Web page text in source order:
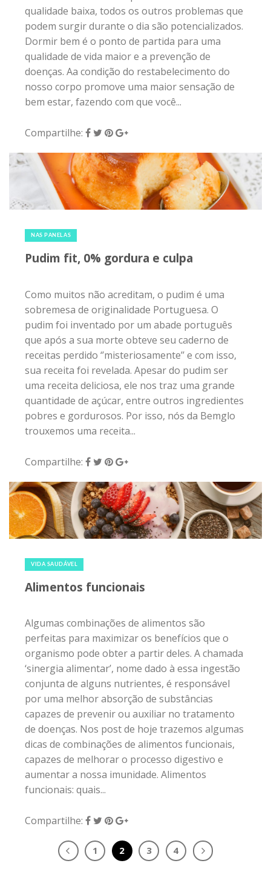
qualidade baixa, todos os outros problemas que
podem surgir durante o dia são potencializados.
Dormir bem é o ponto de partida para uma
qualidade de vida maior e a prevenção de
doenças. Aa condição do restabelecimento do
nosso corpo promove uma maior sensação de
bem estar, fazendo com que você...
Compartilhe:
NAS PANELAS
Pudim fit, 0% gordura e culpa
Como muitos não acreditam, o pudim é uma
sobremesa de originalidade Portuguesa. O
pudim foi inventado por um abade português
que após a sua morte obteve seu caderno de
receitas perdido ‘’misteriosamente’’ e com isso,
sua receita foi revelada. Apesar do pudim ser
uma receita deliciosa, ele nos traz uma grande
quantidade de açúcar, entre outros ingredientes
pobres e gordurosos. Por isso, nós da Bemglo
trouxemos uma receita...
Compartilhe:
VIDA SAUDÁVEL
Alimentos funcionais
Algumas combinações de alimentos são
perfeitas para maximizar os benefícios que o
organismo pode obter a partir deles. A chamada
‘sinergia alimentar’, nome dado à essa ingestão
conjunta de alguns nutrientes, é responsável
por uma melhor absorção de substâncias
capazes de prevenir ou auxiliar no tratamento
de doenças. Nos post de hoje trazemos algumas
dicas de combinações de alimentos funcionais,
capazes de melhorar o processo digestivo e
aumentar a nossa imunidade. Alimentos
funcionais: quais...
Compartilhe:
1 2 3 4